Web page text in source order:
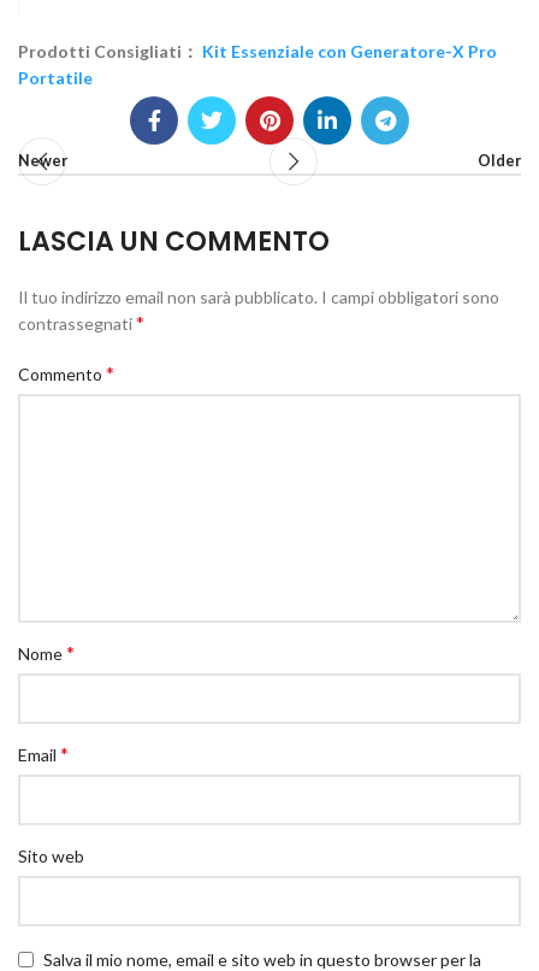
Prodotti Consigliati： Kit Essenziale con Generatore-X Pro
Portatile
Newer Older
LASCIA UN COMMENTO
Il tuo indirizzo email non sarà pubblicato. I campi obbligatori sono
contrassegnati*
Commento *
Nome*
Email *
Sito web
Salva il mio nome, email e sito web in questo browser per la